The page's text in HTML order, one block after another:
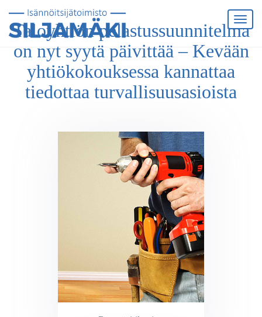
Taloyhtiön pelastussuunnitelma
on nyt syytä päivittää – Kevään
yhtiökokouksessa kannattaa
tiedottaa turvallisuusasioista